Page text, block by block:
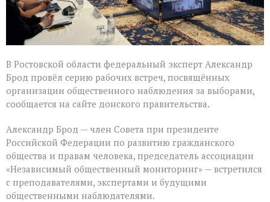
В Ростовской области федеральный эксперт Александр
Брод провёл серию рабочих встреч, посвящённых
организации общественного наблюдения за выборами,
сообщается на сайте донского правительства.
Александр Брод — член Совета при президенте
Российской Федерации по развитию гражданского
общества и правам человека, председатель ассоциации
«Независимый общественный мониторинг» — встретился
с преподавателями, экспертами и будущими
общественными наблюдателями.